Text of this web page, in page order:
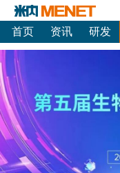
首页 资讯 研发